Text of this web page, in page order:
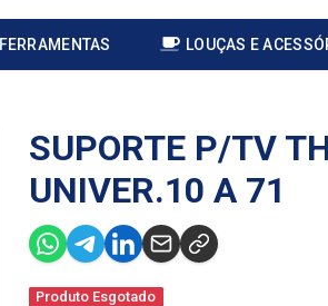
FERRAMENTAS LOUÇAS E
SUPORTE P/TV
UNIVER.10 A 71
Produto Esgotado